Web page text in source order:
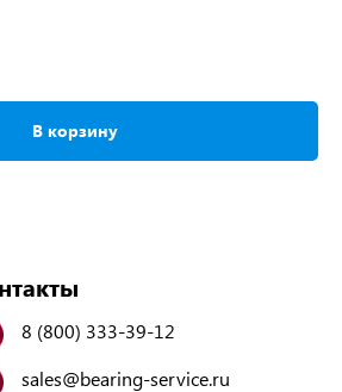
В корзину
8 (800) 333-39-12
sales@bearing-service.ru